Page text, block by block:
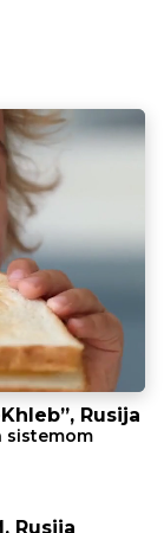
Rusija
sistemom
Rusija